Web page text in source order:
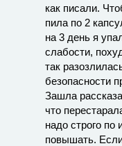
как писали.
пила по 2
на 3 день я
слабости,
так
безопасности
Зашла
что
надо строго по
повышать.